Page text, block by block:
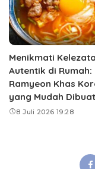
Menikmati
Autentik di Rumah:
Ramyeon Khas
yang Mudah Dibuat
8 Juli 2026 19:28